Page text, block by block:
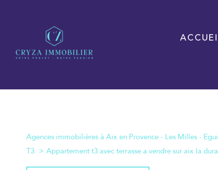
Agences immobilières à Aix en Provence - Les Milles -
T3
Appartement t3 avec terrasse a vendre sur aix la